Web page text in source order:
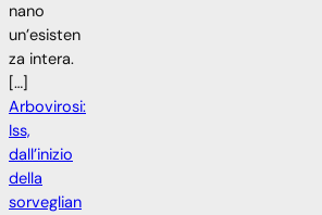
nano
un’esisten
za intera.
[…]
Arbovirosi:
Iss,
dall’inizio
della
sorveglian